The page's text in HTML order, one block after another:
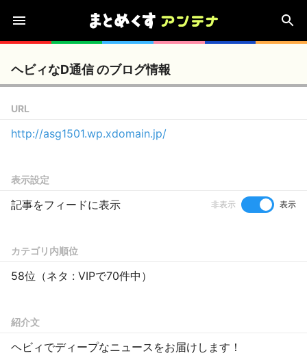
ヘビィなD通信 のブログ情報
URL
http://asg1501.wp.xdomain.jp/
表示設定
記事をフィードに表示 非表示 表示
カテゴリ内順位
58位（ネタ : VIPで70件中）
紹介文
ヘビィでディープなニュースをお届けします！